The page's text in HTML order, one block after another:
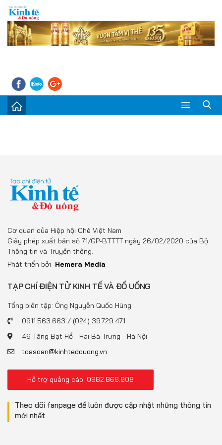
Thị trường
Doanh nghiệp – Doanh nhân
Đồ uống
Pháp luật
Multimedia
Cơ quan của Hiệp hội Chè Việt Nam
Giấy phép xuất bản số 71/GP-BTTTT ngày 26/02/2020 của Bộ
Thông tin và Truyền thông.
Phát triển bởi Hemera Media
TẠP CHÍ ĐIỆN TỬ KINH TẾ VÀ ĐỒ UỐNG
Tổng biên tập: Ông Nguyễn Quốc Hùng
0911.563.663 / (024) 39.729.471
46 Tăng Bạt Hổ - Hai Bà Trưng - Hà Nội
toasoan@kinhtedouong.vn
Hỗ trợ quảng cáo: 0982.866.808
Theo dõi fanpage để luôn được cập nhật những thông tin
mới nhất